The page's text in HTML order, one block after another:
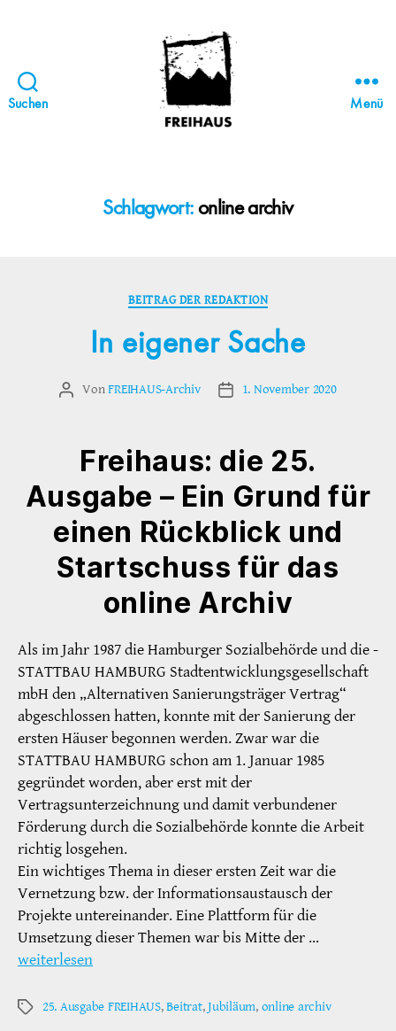
Suchen
STATTBAU
HAMBURG
Menü
Schlagwort: online archiv
Kategorien
BEITRAG DER REDAKTION
In eigener Sache
Beitragsautor
VonFREIHAUS-Archiv Veröffentlichungsdatum
1. November 2020
Freihaus: die 25.
Ausgabe – Ein Grund für
einen Rückblick und
Startschuss für das
online Archiv
Als im Jahr 1987 die Hamburger Sozialbehörde und die ­
STATTBAU HAMBURG Stadtentwicklungsgesellschaft
mbH den „Alternativen Sanierungsträger Vertrag“
abgeschlossen hatten, konnte mit der Sanierung der
ersten Häuser begonnen werden. Zwar war die
STATTBAU HAMBURG schon am 1. Januar 1985
gegründet worden, aber erst mit der
Vertragsunterzeichnung und damit verbundener
Förderung durch die Sozialbehörde konnte die Arbeit
richtig losgehen.
Ein wichtiges Thema in dieser ersten Zeit war die
Vernetzung bzw. der Informationsaustausch der
Projekte untereinander. Eine Plattform für die
Umsetzung dieser Themen war bis Mitte der …
weiterlesen
Schlagwörter
25. Ausgabe FREIHAUS,Beitrat,Jubiläum, online archiv